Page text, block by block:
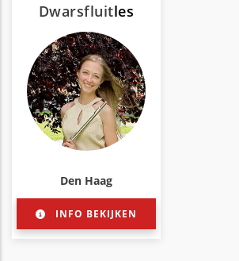
Dwarsfluitles
Den Haag
INFO BEKIJKEN